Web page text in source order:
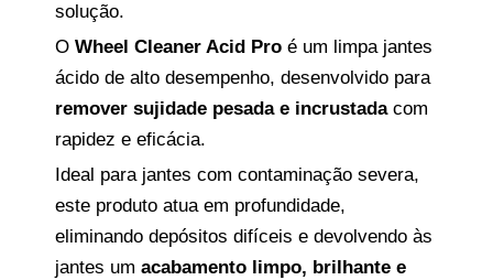
solução.
O Wheel Cleaner Acid Pro é um limpa jantes
ácido de alto desempenho, desenvolvido para
remover sujidade pesada e incrustadacom
rapidez e eficácia.
Ideal para jantes com contaminação severa,
este produto atua em profundidade,
eliminando depósitos difíceis e devolvendo às
jantes um acabamento limpo, brilhante e